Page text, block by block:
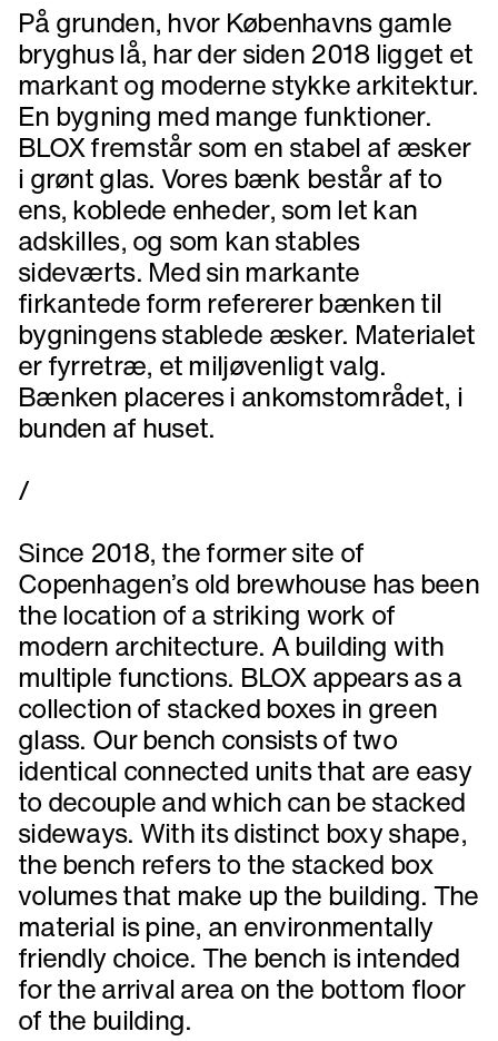
På grunden, hvor Københavns gamle
bryghus lå, har der siden 2018 ligget et
markant og moderne stykke arkitektur.
En bygning med mange funktioner.
BLOX fremstår som en stabel af æsker
i grønt glas. Vores bænk består af to
ens, koblede enheder, som let kan
adskilles, og som kan stables
sideværts. Med sin markante
firkantede form refererer bænken til
bygningens stablede æsker. Materialet
er fyrretræ, et miljøvenligt valg.
Bænken placeres i ankomstområdet, i
bunden af huset.
/
Since 2018, the former site of
Copenhagen’s old brewhouse has been
the location of a striking work of
modern architecture. A building with
multiple functions. BLOX appears as a
collection of stacked boxes in green
glass. Our bench consists of two
identical connected units that are easy
to decouple and which can be stacked
sideways. With its distinct boxy shape,
the bench refers to the stacked box
volumes that make up the building. The
material is pine, an environmentally
friendly choice. The bench is intended
for the arrival area on the bottom floor
of the building.